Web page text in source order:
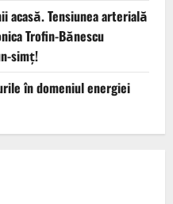
Tensiunea arterială
Trofin-Bănescu
simț!
în domeniul energiei